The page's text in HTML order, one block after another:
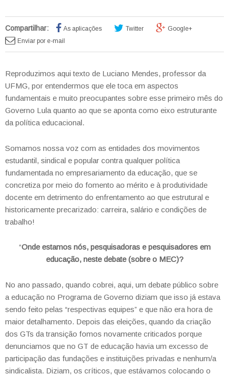
Compartilhar: As aplicações Twitter
Google+
Enviar por e-mail
Reproduzimos aqui texto de Luciano Mendes, professor da
UFMG, por entendermos que ele toca em aspectos
fundamentais e muito preocupantes sobre esse primeiro mês do
Governo Lula quanto ao que se aponta como eixo estruturante
da política educacional.
Somamos nossa voz com as entidades dos movimentos
estudantil, sindical e popular contra qualquer política
fundamentada no empresariamento da educação, que se
concretiza por meio do fomento ao mérito e à produtividade
docente em detrimento do enfrentamento ao que estrutural e
historicamente precarizado: carreira, salário e condições de
trabalho!
“Onde estamos nós, pesquisadoras e pesquisadores em
educação, neste debate (sobre o MEC)?
No ano passado, quando cobrei, aqui, um debate público sobre
a educação no Programa de Governo diziam que isso já estava
sendo feito pelas “respectivas equipes” e que não era hora de
maior detalhamento. Depois das eleições, quando da criação
dos GTs da transição fomos novamente criticados porque
denunciamos que no GT de educação havia um excesso de
participação das fundações e instituições privadas e nenhum/a
sindicalista. Diziam, os críticos, que estávamos colocando o